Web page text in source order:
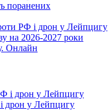
поранених
РФ і дрон у Лейпцигу
на 2026-2027 роки
Онлайн
дрон у Лейпцигу